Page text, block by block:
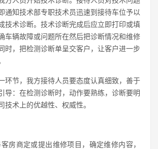
通知技术部专职技术员迅速到接待车位予以
技术诊断。技术诊断完成后应立即打印或填
车辆故障或问题所在然后把诊断情况和维修
时，把检测诊断单呈交客户，让客户进一步
环节，我方接待人员要态度认真细致，善于
导：在检测诊断时，动作要熟练，诊断要明
技术上的优越性、权威性。
房商定或提出维修项目，确定维修内容，